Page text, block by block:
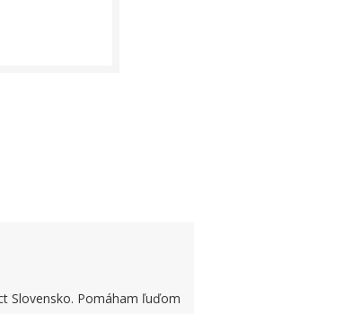
Slovensko. Pomáham ľuďom